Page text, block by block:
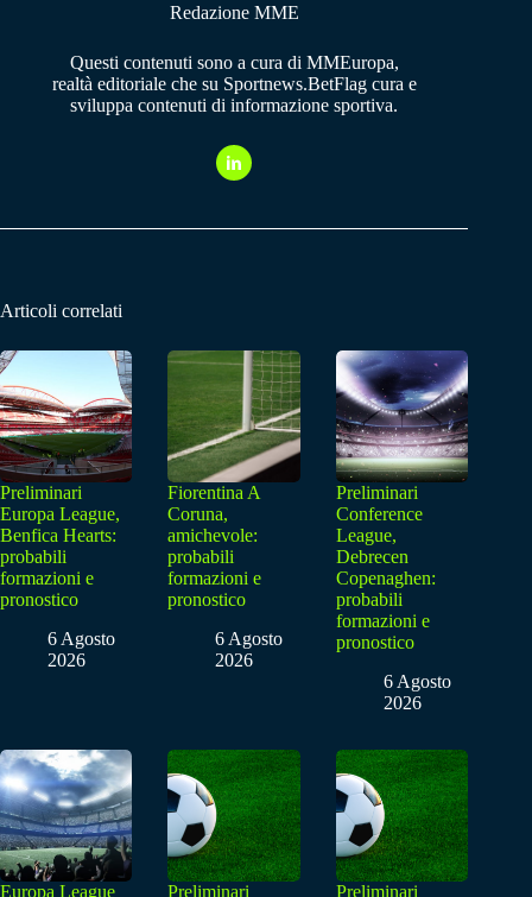
Redazione MME
Questi contenuti sono a cura di MMEuropa,
realtà editoriale che su Sportnews.BetFlag cura e
sviluppa contenuti di informazione sportiva.
Articoli correlati
Preliminari
Europa League,
Benfica Hearts:
probabili
formazioni e
pronostico
6 Agosto
2026
Fiorentina A
Coruna,
amichevole:
probabili
formazioni e
pronostico
6 Agosto
2026
Preliminari
Conference
League,
Debrecen
Copenaghen:
probabili
formazioni e
pronostico
6 Agosto
2026
Europa League
Preliminari
Preliminari